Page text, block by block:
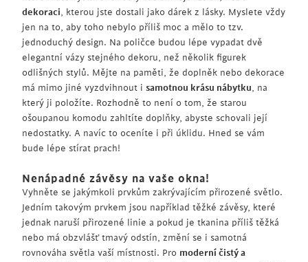
dekoraci, kterou jste dostali jako dárek z lásky. Myslete vždy
jen na to, aby toho nebylo příliš moc a mělo to tzv.
jednoduchý design. Na poličce budou lépe vypadat dvě
elegantní vázy stejného dekoru, než několik figurek
odlišných stylů. Mějte na paměti, že doplněk nebo dekorace
má mimo jiné vyzdvihnout i samotnou krásu nábytku, na
který ji položíte. Rozhodně to není o tom, že starou
ošoupanou komodu zahltíte doplňky, abyste schovali její
nedostatky. A navíc to oceníte i při úklidu. Hned se vám
bude lépe stírat prach!
Nenápadné závěsy na vaše okna!
Vyhněte se jakýmkoli prvkům zakrývajícím přirozené světlo.
Jedním takovým prvkem jsou například těžké závěsy, které
jednak naruší přirozené linie a pokud je tkanina příliš těžká
nebo má obzvlášť tmavý odstín, změní se i samotná
rovnováha světla vaší místnosti. Pro moderní čistý a